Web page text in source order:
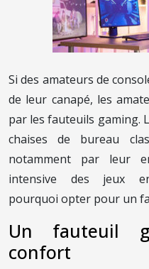
Si des amateurs de
de leur canapé, les
par les fauteuils gaming.
chaises de bureau
notamment par leur
intensive des jeux
pourquoi opter pour un
Un fauteuil
confort